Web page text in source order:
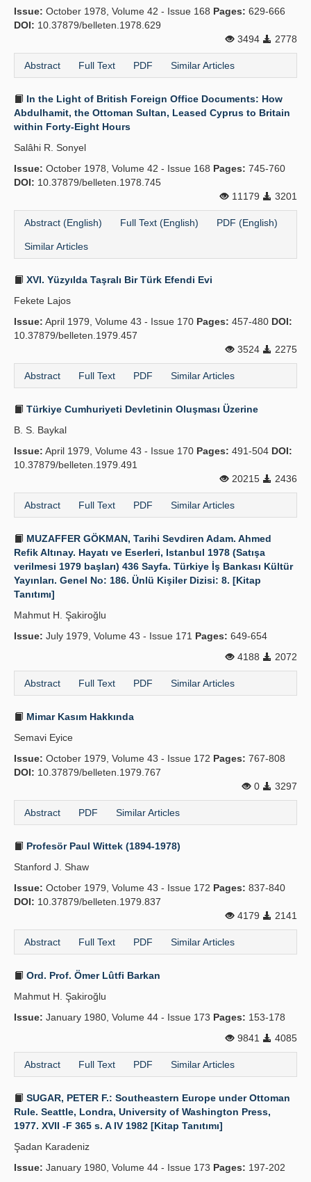
Issue: October 1978, Volume 42 - Issue 168 Pages: 629-666
DOI: 10.37879/belleten.1978.629
3494
2778
Abstract Full Text PDF Similar Articles
In the Light of British Foreign Office Documents: How
Abdulhamit, the Ottoman Sultan, Leased Cyprus to Britain
within Forty-Eight Hours
Salâhi R. Sonyel
Issue: October 1978, Volume 42 - Issue 168 Pages: 745-760
DOI: 10.37879/belleten.1978.745
11179
3201
Abstract (English) Full Text (English) PDF (English)
Similar Articles
XVI. Yüzyılda Taşralı Bir Türk Efendi Evi
Fekete Lajos
Issue: April 1979, Volume 43 - Issue 170 Pages: 457-480 DOI:
10.37879/belleten.1979.457
3524
2275
Abstract Full Text PDF Similar Articles
Türkiye Cumhuriyeti Devletinin Oluşması Üzerine
B. S. Baykal
Issue: April 1979, Volume 43 - Issue 170 Pages: 491-504 DOI:
10.37879/belleten.1979.491
20215
2436
Abstract Full Text PDF Similar Articles
MUZAFFER GÖKMAN, Tarihi Sevdiren Adam. Ahmed
Refik Altınay. Hayatı ve Eserleri, Istanbul 1978 (Satışa
verilmesi 1979 başları) 436 Sayfa. Türkiye İş Bankası Kültür
Yayınları. Genel No: 186. Ünlü Kişiler Dizisi: 8. [Kitap
Tanıtımı]
Mahmut H. Şakiroğlu
Issue: July 1979, Volume 43 - Issue 171 Pages: 649-654
4188
2072
Abstract Full Text PDF Similar Articles
Mimar Kasım Hakkında
Semavi Eyice
Issue: October 1979, Volume 43 - Issue 172 Pages: 767-808
DOI: 10.37879/belleten.1979.767
0
3297
Abstract PDF Similar Articles
Profesör Paul Wittek (1894-1978)
Stanford J. Shaw
Issue: October 1979, Volume 43 - Issue 172 Pages: 837-840
DOI: 10.37879/belleten.1979.837
4179
2141
Abstract Full Text PDF Similar Articles
Ord. Prof. Ömer Lûtfi Barkan
Mahmut H. Şakiroğlu
Issue: January 1980, Volume 44 - Issue 173 Pages: 153-178
9841
4085
Abstract Full Text PDF Similar Articles
SUGAR, PETER F.: Southeastern Europe under Ottoman
Rule. Seattle, Londra, University of Washington Press,
1977. XVII -F 365 s. A IV 1982 [Kitap Tanıtımı]
Şadan Karadeniz
Issue: January 1980, Volume 44 - Issue 173 Pages: 197-202